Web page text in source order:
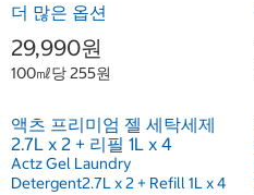
더 많은 옵션
29,990원
100㎖당 255원
액츠 프리미엄 젤 세탁세제
2.7L x 2 + 리필 1L x 4
Actz Gel Laundry
Detergent2.7L x 2 + Refill 1L x 4